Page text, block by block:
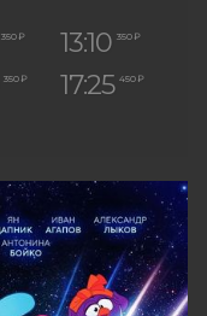
350 ₽ 13:10 350 ₽
350 ₽ 17:25 450 ₽